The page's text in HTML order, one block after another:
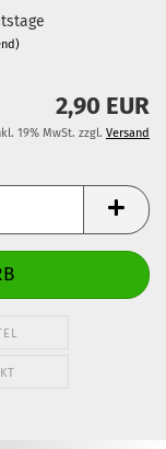
2,90 EUR
19% MwSt. zzgl. Versand